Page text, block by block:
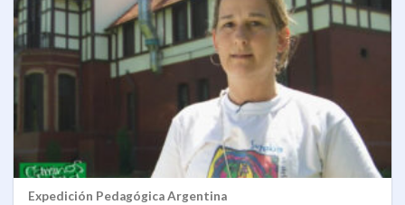
Expedición Pedagógica Argentina